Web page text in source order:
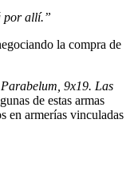
por allí.”
la compra de
9x19. Las
de estas armas
en armerías vinculadas